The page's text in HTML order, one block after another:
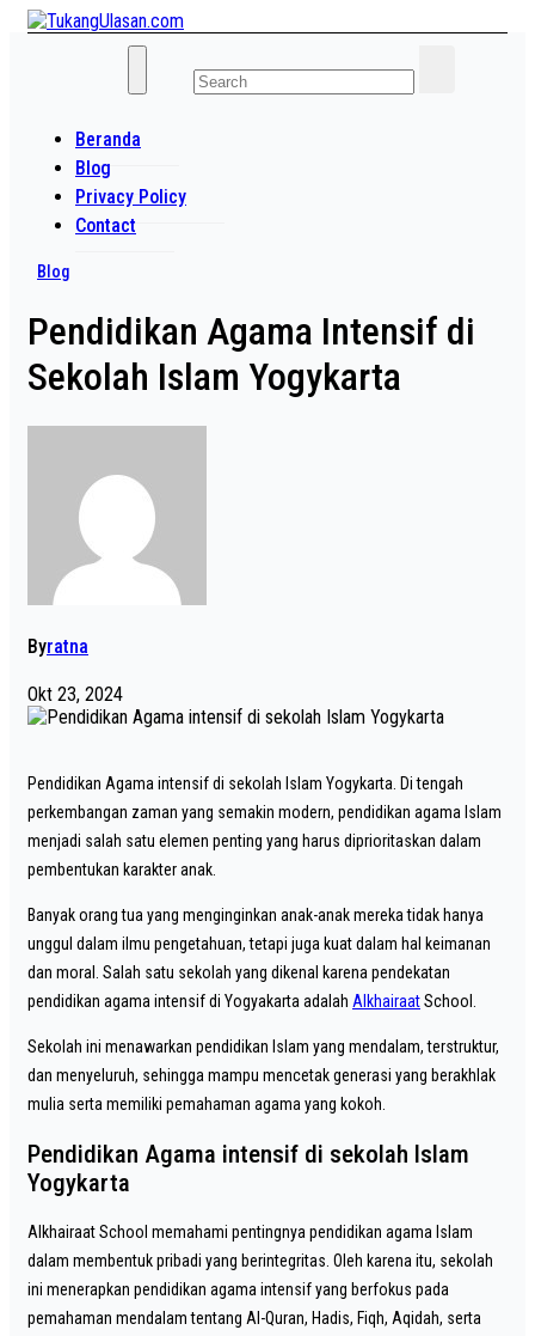
Skip
TukangUlasan.com
Beranda
Blog
Privacy Policy
Contact
Blog
Pendidikan Agama Intensif di
Sekolah Islam Yogykarta
Byratna
Okt 23, 2024
Pendidikan Agama intensif di sekolah Islam Yogykarta. Di tengah
perkembangan zaman yang semakin modern, pendidikan agama Islam
menjadi salah satu elemen penting yang harus diprioritaskan dalam
pembentukan karakter anak.
Banyak orang tua yang menginginkan anak-anak mereka tidak hanya
unggul dalam ilmu pengetahuan, tetapi juga kuat dalam hal keimanan
dan moral. Salah satu sekolah yang dikenal karena pendekatan
pendidikan agama intensif di Yogyakarta adalah AlkhairaatSchool.
Sekolah ini menawarkan pendidikan Islam yang mendalam, terstruktur,
dan menyeluruh, sehingga mampu mencetak generasi yang berakhlak
mulia serta memiliki pemahaman agama yang kokoh.
Pendidikan Agama intensif di sekolah Islam
Yogykarta
Alkhairaat School memahami pentingnya pendidikan agama Islam
dalam membentuk pribadi yang berintegritas. Oleh karena itu, sekolah
ini menerapkan pendidikan agama intensif yang berfokus pada
pemahaman mendalam tentang Al-Quran, Hadis, Fiqh, Aqidah, serta